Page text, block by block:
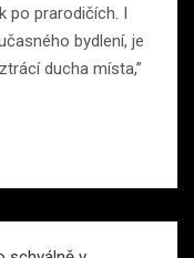
po prarodičích. I
bydlení, je
ducha místa,”